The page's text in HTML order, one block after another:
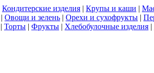
Кондитерские изделия | Крупы и каши |
| Овощи и зелень | Орехи и сухофрукты |
| Торты | Фрукты | Хлебобулочные изделия |